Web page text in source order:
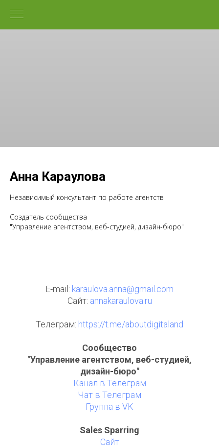
Анна Караулова
Независимый консультант по работе агентств
Создатель сообщества
"Управление агентством, веб-студией, дизайн-бюро"
E-mail: karaulova.anna@gmail.com
Сайт: annakaraulova.ru
Телеграм: https://t.me/aboutdigitaland
Сообщество
"Управление агентством, веб-студией,
дизайн-бюро"
Канал в Телеграм
Чат в Телеграм
Группа в VK
Sales Sparring
Сайт